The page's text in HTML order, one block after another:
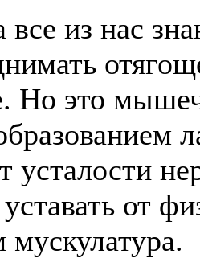
из нас
Но это
усталости
от